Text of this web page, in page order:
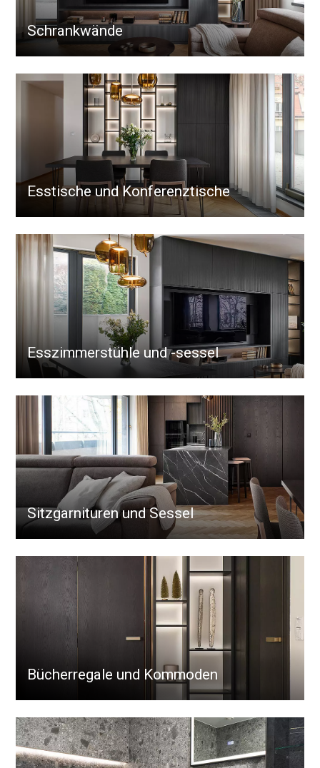
Schrankwände
Esstische und Konferenztische
Esszimmerstühle und -sessel
Sitzgarnituren und Sessel
Bücherregale und Kommoden